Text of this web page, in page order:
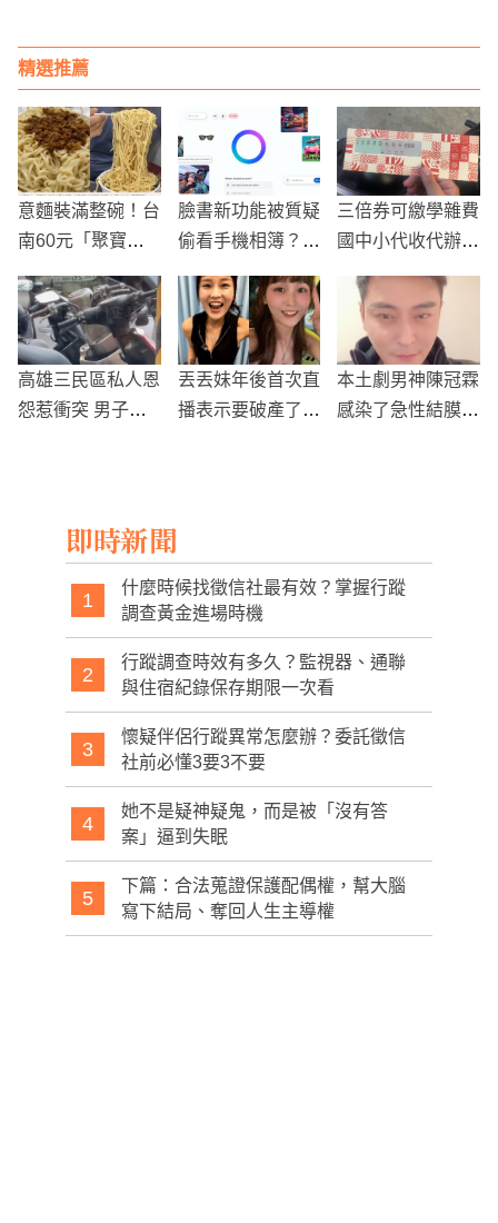
精選推薦
意麵裝滿整碗！台
南60元「聚寶盆
個人能當三餐
臉書新功能被質疑
偷看手機相簿？M
照片引爆隱私疑
慮！
三倍券可繳學雜費
國中小代收代辦費
高雄三民區私人恩
怨惹衝突 男子車
丟丟妹年後首次直
播表示要破產了！
本土劇男神陳冠霖
感染了急性結膜
即時新聞
1
什麼時候找徵信社最有效？掌握行蹤
調查黃金進場時機
2
行蹤調查時效有多久？監視器、通聯
與住宿紀錄保存期限一次看
3
懷疑伴侶行蹤異常怎麼辦？委託徵信
社前必懂3要3不要
4
她不是疑神疑鬼，而是被「沒有答
案」逼到失眠
5
下篇：合法蒐證保護配偶權，幫大腦
寫下結局、奪回人生主導權